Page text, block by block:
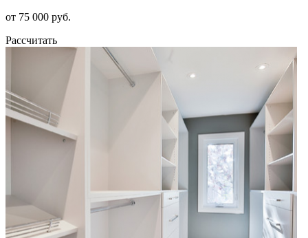
от 75 000 руб.
Рассчитать